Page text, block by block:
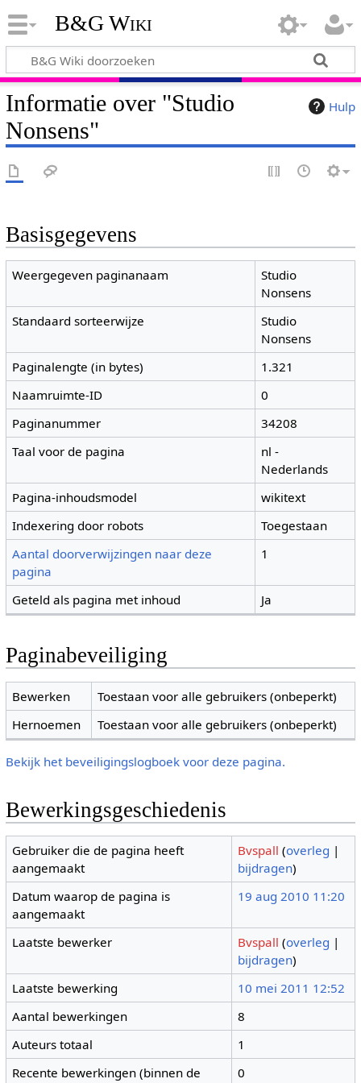
B&G Wiki
Hulp
Informatie over "Studio
Nonsens"
Basisgegevens
Weergegeven paginanaam
Studio
Nonsens
Standaard sorteerwijze
Studio
Nonsens
Paginalengte (in bytes)
1.321
Naamruimte-ID
0
Paginanummer
34208
Taal voor de pagina
nl -
Nederlands
Pagina-inhoudsmodel
wikitext
Indexering door robots
Toegestaan
Aantal doorverwijzingen naar deze
pagina
1
Geteld als pagina met inhoud Ja
Paginabeveiliging
Bewerken
Toestaan voor alle gebruikers (onbeperkt)
Hernoemen
Toestaan voor alle gebruikers (onbeperkt)
Bekijk het beveiligingslogboek voor deze pagina.
Bewerkingsgeschiedenis
Gebruiker die de pagina heeft
aangemaakt
Bvspall (overleg |
bijdragen)
Datum waarop de pagina is
aangemaakt
19 aug 2010 11:20
Laatste bewerker Bvspall (overleg |
bijdragen)
Laatste bewerking
10 mei 2011 12:52
Aantal bewerkingen
8
Auteurs totaal
1
Recente bewerkingen (binnen de
0